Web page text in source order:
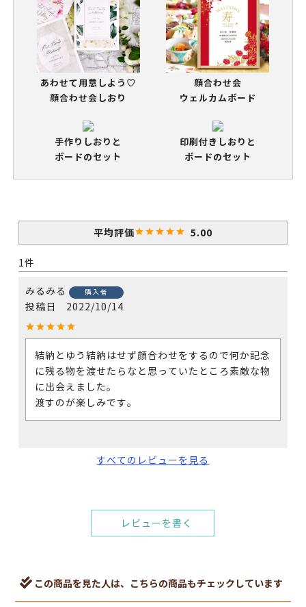
あわせて用意しよう♡
顔合わせ会しおり
顔合わせ会
ウェルカムボード
手作りしおりと
ボードのセット
印刷付きしおりと
ボードのセット
5.00
1
みるみる 購入者
投稿日 2022/10/14
結納とゆう結納はせず顔合わせをするので何か記念
に残る物を渡せたらなと思っていたところ素敵な物
に出会えました。
渡すのが楽しみです。
すべてのレビューを見る
レビューを書く
この商品を見た人は、こちらの商品もチェックしています